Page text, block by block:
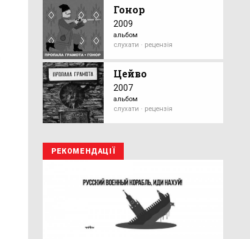
Гонор
2009
альбом
слухати · рецензія
Цейво
2007
альбом
слухати · рецензія
РЕКОМЕНДАЦІЇ